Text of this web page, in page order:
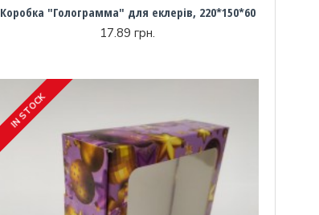
Коробка "Голограмма" для еклерів, 220*150*60
17.89 грн.
IN STOCK